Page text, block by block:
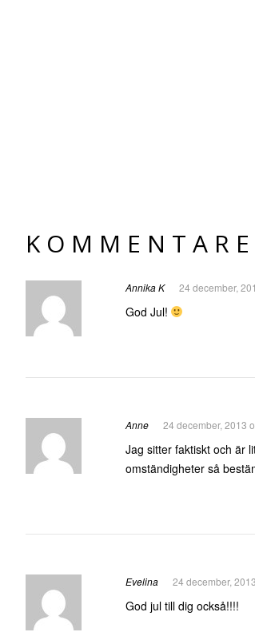
Annika K 24 december,
God Jul!
Anne 24 december, 2013
Jag sitter faktiskt och är
omständigheter så
Evelina 24 december,
God jul till dig också!!!!